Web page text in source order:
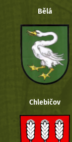
Bělá
Chlebičov